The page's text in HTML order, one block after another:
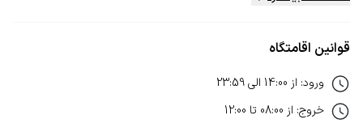
قوانین اقامتگاه
ورود: از 14:00 الی23:59
خروج: از 08:00 تا 12:00